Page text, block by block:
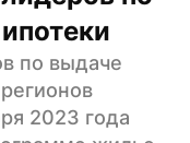
по выдаче
2023 года